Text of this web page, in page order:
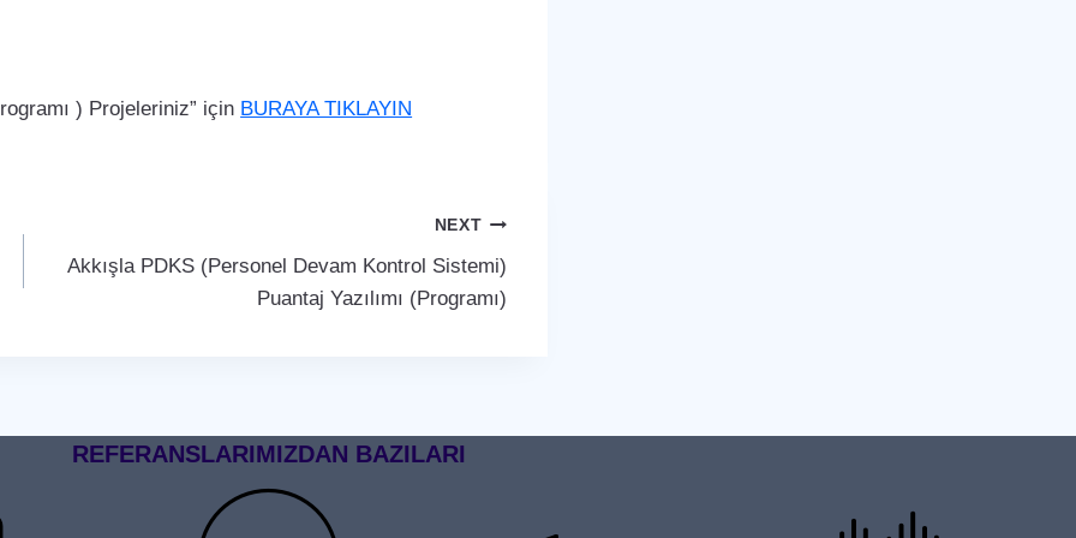
) Projeleriniz” için BURAYA TIKLAYIN
NEXT
Akkışla PDKS (Personel Devam Kontrol Sistemi)
Puantaj Yazılımı (Programı)
REFERANSLARIMIZDAN BAZILARI